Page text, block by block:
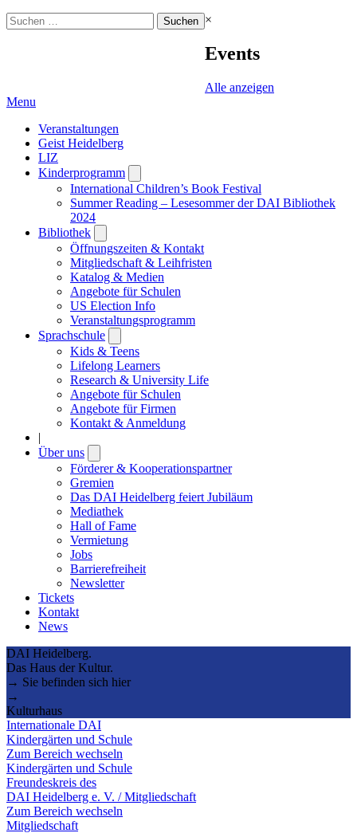
Suchen
nach:
×
Events
Alle anzeigen
Menu
Veranstaltungen
Geist Heidelberg
LIZ
Kinderprogramm
submenu
International Children’s Book Festival
Summer Reading – Lesesommer der DAI Bibliothek
2024
Bibliothek
submenu
Öffnungszeiten & Kontakt
Mitgliedschaft & Leihfristen
Katalog & Medien
Angebote für Schulen
US Election Info
Veranstaltungsprogramm
Sprachschule
submenu
Kids & Teens
Lifelong Learners
Research & University Life
Angebote für Schulen
Angebote für Firmen
Kontakt & Anmeldung
|
Über uns
submenu
Förderer & Kooperationspartner
Gremien
Das DAI Heidelberg feiert Jubiläum
Mediathek
Hall of Fame
Vermietung
Jobs
Barrierefreiheit
Newsletter
Tickets
Kontakt
News
DAI Heidelberg.
Das Haus der Kultur.
→ Sie befinden sich hier
→
Kulturhaus
Internationale DAI
Kindergärten und Schule
Zum Bereich wechseln
Kindergärten und Schule
Freundeskreis des
DAI Heidelberg e. V. / Mitgliedschaft
Zum Bereich wechseln
Mitgliedschaft